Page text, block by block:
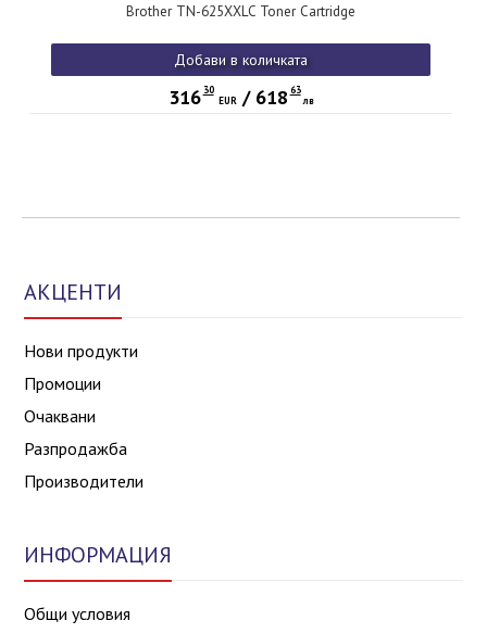
Brother TN-625XXLC Toner Cartridge
Добави в количката
316 30
EUR/ 618 63
лв
АКЦЕНТИ
Нови продукти
Промоции
Очаквани
Разпродажба
Производители
ИНФОРМАЦИЯ
Общи условия